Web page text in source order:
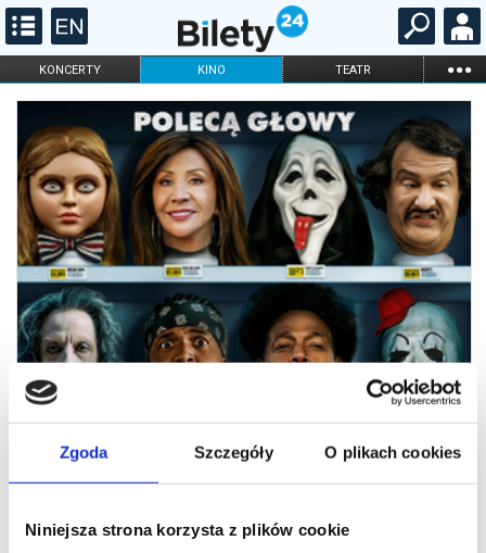
Zgoda Szczegóły O plikach cookies
Niniejsza strona korzysta z plików cookie
KONCERTY KINO TEATR ...
FILHARMONIA OPERA I BALET
STAND-UP
DLA DZIECI
ONLINE KARNETY